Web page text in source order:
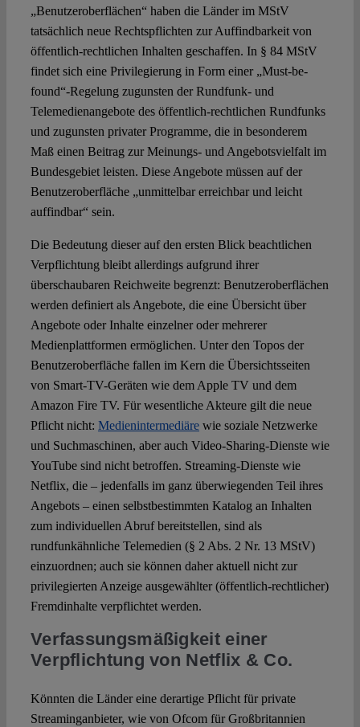
„Benutzeroberflächen“ haben die Länder im MStV
tatsächlich neue Rechtspflichten zur Auffindbarkeit von
öffentlich-rechtlichen Inhalten geschaffen. In § 84 MStV
findet sich eine Privilegierung in Form einer „Must-be-
found“-Regelung zugunsten der Rundfunk- und
Telemedienangebote des öffentlich-rechtlichen Rundfunks
und zugunsten privater Programme, die in besonderem
Maß einen Beitrag zur Meinungs- und Angebotsvielfalt im
Bundesgebiet leisten. Diese Angebote müssen auf der
Benutzeroberfläche „unmittelbar erreichbar und leicht
auffindbar“ sein.
Die Bedeutung dieser auf den ersten Blick beachtlichen
Verpflichtung bleibt allerdings aufgrund ihrer
überschaubaren Reichweite begrenzt: Benutzeroberflächen
werden definiert als Angebote, die eine Übersicht über
Angebote oder Inhalte einzelner oder mehrerer
Medienplattformen ermöglichen. Unter den Topos der
Benutzeroberfläche fallen im Kern die Übersichtsseiten
von Smart-TV-Geräten wie dem Apple TV und dem
Amazon Fire TV. Für wesentliche Akteure gilt die neue
Pflicht nicht: Medienintermediärewie soziale Netzwerke
und Suchmaschinen, aber auch Video-Sharing-Dienste wie
YouTube sind nicht betroffen. Streaming-Dienste wie
Netflix, die – jedenfalls im ganz überwiegenden Teil ihres
Angebots – einen selbstbestimmten Katalog an Inhalten
zum individuellen Abruf bereitstellen, sind als
rundfunkähnliche Telemedien (§ 2 Abs. 2 Nr. 13 MStV)
einzuordnen; auch sie können daher aktuell nicht zur
privilegierten Anzeige ausgewählter (öffentlich-rechtlicher)
Fremdinhalte verpflichtet werden.
Verfassungsmäßigkeit einer
Verpflichtung von Netflix & Co.
Könnten die Länder eine derartige Pflicht für private
Streaminganbieter, wie von Ofcom für Großbritannien